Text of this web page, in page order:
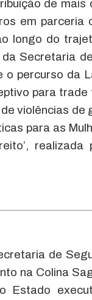
de
em parceria
longo do
Secretaria
percurso da
para
violências
para as
de
na Colina
Estado